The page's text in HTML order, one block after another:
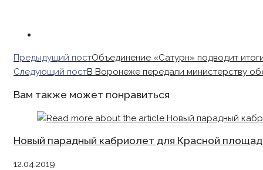
Read
more
Предыдущий постОбъединение «Сатурн» подводит
Следующий постВ Воронеже передали министерству
Вам также может понравиться
Новый парадный кабриолет для Красной
12.04.2019